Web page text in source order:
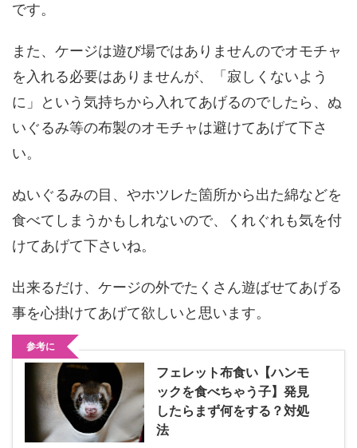
です。
また、ケージは遊び場ではありませんのでオモチャ
を入れる必要はありませんが、「寂しくないよう
に」という気持ちから入れてあげるのでしたら、ぬ
いぐるみ等の布製のオモチャは避けてあげて下さ
い。
ぬいぐるみの目、やホツレた箇所から出た綿などを
食べてしまうかもしれないので、くれぐれも気を付
けてあげて下さいね。
出来るだけ、ケージの外でたくさん遊ばせてあげる
事を心掛けてあげて欲しいと思います。
参考に
フェレット布食い【ハンモ
ックを食べちゃう子】発見
したらまず何をする？対処
法